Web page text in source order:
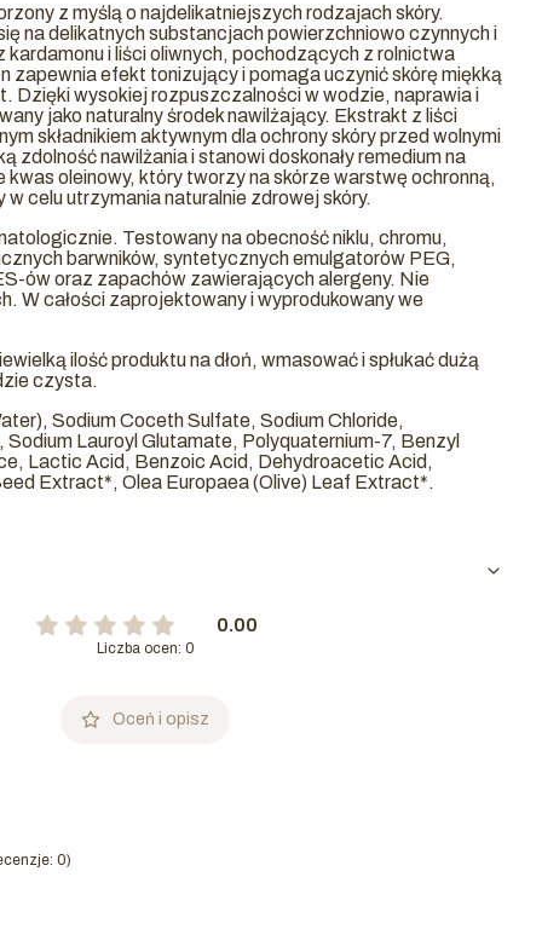
z myślą o najdelikatniejszych rodzajach skóry.
na delikatnych substancjach powierzchniowo czynnych i
i liści oliwnych, pochodzących z rolnictwa
zapewnia efekt tonizujący i pomaga uczynić skórę miękką
Dzięki wysokiej rozpuszczalności w wodzie, naprawia i
jako naturalny środek nawilżający. Ekstrakt z liści
składnikiem aktywnym dla ochrony skóry przed wolnymi
zdolność nawilżania i stanowi doskonały remedium na
kwas oleinowy, który tworzy na skórze warstwę ochronną,
celu utrzymania naturalnie zdrowej skóry.
Testowany na obecność niklu, chromu,
barwników, syntetycznych emulgatorów PEG,
ów oraz zapachów zawierających alergeny. Nie
W całości zaprojektowany i wyprodukowany we
ilość produktu na dłoń, wmasować i spłukać dużą
czysta.
Sodium Coceth Sulfate, Sodium Chloride,
Lauroyl Glutamate, Polyquaternium-7, Benzyl
Lactic Acid, Benzoic Acid, Dehydroacetic Acid,
Extract*, Olea Europaea (Olive) Leaf Extract*.
0.00
Liczba ocen: 0
Oceń i opisz
0)